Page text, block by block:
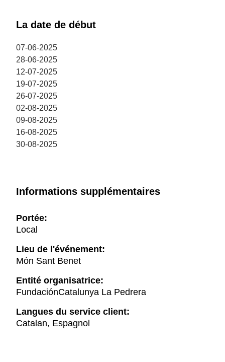
La date de début
07-06-2025
28-06-2025
12-07-2025
19-07-2025
26-07-2025
02-08-2025
09-08-2025
16-08-2025
30-08-2025
Informations supplémentaires
Portée:
Local
Lieu de l'événement:
Món Sant Benet
Entité organisatrice:
FundaciónCatalunya La Pedrera
Langues du service client:
Catalan, Espagnol